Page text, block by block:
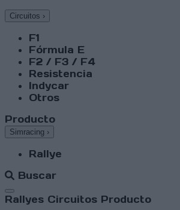
Circuitos ›
F1
Fórmula E
F2 / F3 / F4
Resistencia
Indycar
Otros
Producto
Simracing ›
Rallye
Buscar
Abrir menú
Rallyes Circuitos Producto